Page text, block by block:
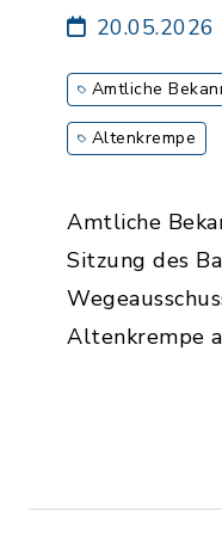
20.05.2026
Amtliche
Altenkrempe
Amtliche
Sitzung des
Altenkrempe